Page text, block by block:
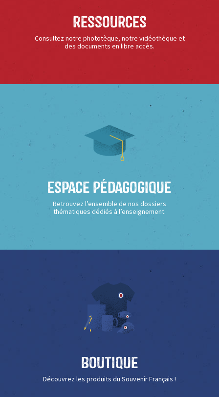
Ressources
Consultez notre phototèque, notre vidéothèque et
des documents en libre accès.
Espace Pédagogique
Retrouvez l’ensemble de nos dossiers
thématiques dédiés à l’enseignement.
Boutique
Découvrez les produits du Souvenir Français !